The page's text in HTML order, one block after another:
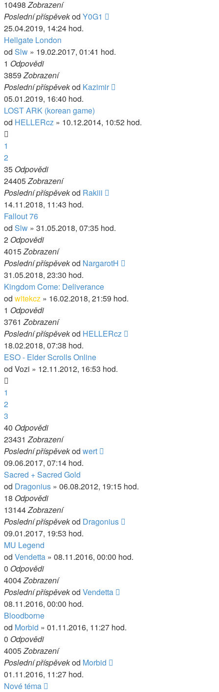
10498Zobrazení
Poslední příspěvekod Y0G1
25.04.2019, 14:24 hod.
Hellgate London
od Slw » 19.02.2017, 01:41 hod.
1 Odpovědi
3859Zobrazení
Poslední příspěvekod Kazimir
05.01.2019, 16:40 hod.
LOST ARK (korean game)
od HELLERcz » 10.12.2014, 10:52 hod.
1
2
35 Odpovědi
24405Zobrazení
Poslední příspěvekod Rakiii
14.11.2018, 11:43 hod.
Fallout 76
od Slw » 31.05.2018, 07:35 hod.
2 Odpovědi
4015Zobrazení
Poslední příspěvekod NargarotH
31.05.2018, 23:30 hod.
Kingdom Come: Deliverance
od witekcz » 16.02.2018, 21:59 hod.
1 Odpovědi
3761Zobrazení
Poslední příspěvekod HELLERcz
18.02.2018, 07:38 hod.
ESO - Elder Scrolls Online
od Vozi » 12.11.2012, 16:53 hod.
1
2
3
40 Odpovědi
23431Zobrazení
Poslední příspěvekod wert
09.06.2017, 07:14 hod.
Sacred + Sacred Gold
od Dragonius » 06.08.2012, 19:15 hod.
18 Odpovědi
13144Zobrazení
Poslední příspěvekod Dragonius
09.01.2017, 19:53 hod.
MU Legend
od Vendetta » 08.11.2016, 00:00 hod.
0 Odpovědi
4004Zobrazení
Poslední příspěvekod Vendetta
08.11.2016, 00:00 hod.
Bloodborne
od Morbid » 01.11.2016, 11:27 hod.
0 Odpovědi
4005Zobrazení
Poslední příspěvekod Morbid
01.11.2016, 11:27 hod.
Nové téma